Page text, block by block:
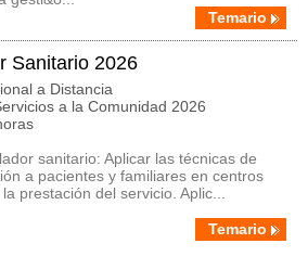
Temario
Sanitario 2026
a Distancia
a la Comunidad 2026
sanitario: Aplicar las técnicas de
a pacientes y familiares en centros
prestación del servicio. Aplic...
Temario